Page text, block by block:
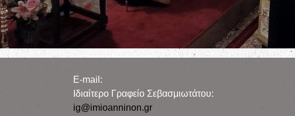
E-mail:
Iδιαίτερο Γραφείο Σεβασμιωτάτου:
ig@imioanninon.gr